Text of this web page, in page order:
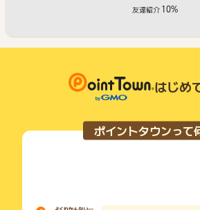
友達紹介 10%
はじめ
ポイントタウンって